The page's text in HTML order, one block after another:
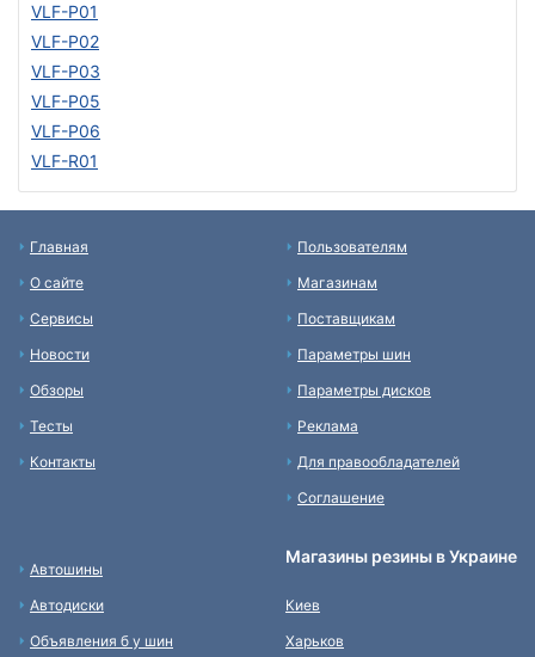
VLF-P01
VLF-P02
VLF-P03
VLF-P05
VLF-P06
VLF-R01
Главная
О сайте
Сервисы
Новости
Обзоры
Тесты
Контакты
Пользователям
Магазинам
Поставщикам
Параметры шин
Параметры дисков
Реклама
Для правообладателей
Соглашение
Автошины
Автодиски
Объявления б у шин
Магазины резины в Украине
Киев
Харьков